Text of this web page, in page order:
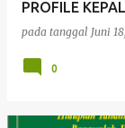
PROFILE
pada tanggal Juni
0